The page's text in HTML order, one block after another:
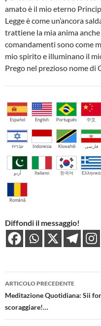
amato è il mio eterno
Legge è come un’ancora
trattiene la mia anima
comandamenti sono come
mio spirito e illuminano il
Prego nel prezioso nome di
Español English Português 中文
עברית Indonesia Kiswahili فارسی
اُردو Italiano 한국어 Ελληνικά
Română
Diffondi il messaggio!
Navigazione
articolo
ARTICOLO PRECEDENTE
Meditazione Quotidiana: Sii
scoraggiare!…